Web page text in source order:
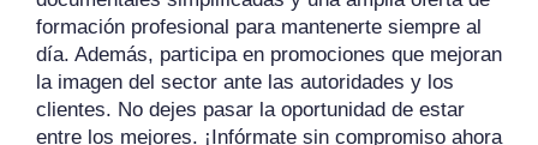
formación profesional para mantenerte siempre al
día. Además, participa en promociones que mejoran
la imagen del sector ante las autoridades y los
clientes. No dejes pasar la oportunidad de estar
entre los mejores. ¡Infórmate sin compromiso ahora